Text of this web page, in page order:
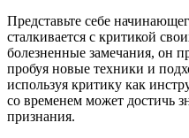
Представьте себе
сталкивается с критикой
болезненные замечания, он
пробуя новые техники и
используя критику как
со временем может достичь
признания.